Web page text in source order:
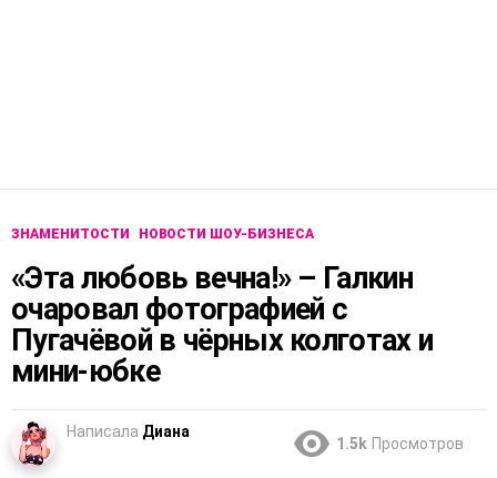
ЗНАМЕНИТОСТИ НОВОСТИ ШОУ-БИЗНЕСА
«Эта любовь вечна!» – Галкин
очаровал фотографией с
Пугачёвой в чёрных колготах и
мини-юбке
Написала Диана
1.5k Просмотров